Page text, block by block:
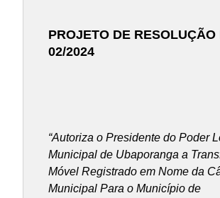
PROJETO DE RESOLUÇÃO
02/2024
“Autoriza o Presidente do Poder
Municipal de Ubaporanga a
Móvel Registrado em Nome da
Municipal Para o Município de